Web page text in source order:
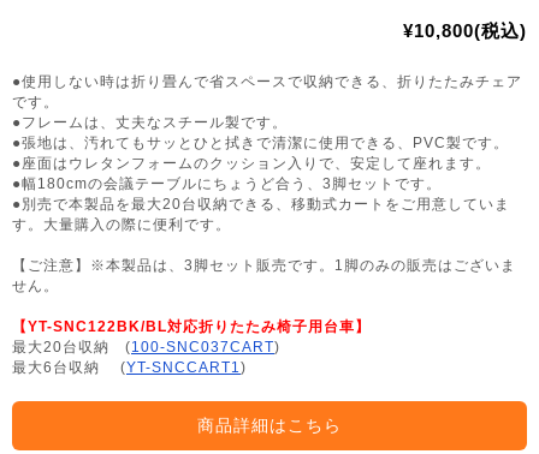
¥10,800(税込)
●使用しない時は折り畳んで省スペースで収納できる、折りたたみチェア
です。
●フレームは、丈夫なスチール製です。
●張地は、汚れてもサッとひと拭きで清潔に使用できる、PVC製です。
●座面はウレタンフォームのクッション入りで、安定して座れます。
●幅180cmの会議テーブルにちょうど合う、3脚セットです。
●別売で本製品を最大20台収納できる、移動式カートをご用意していま
す。大量購入の際に便利です。
【ご注意】※本製品は、3脚セット販売です。1脚のみの販売はございま
せん。
【YT-SNC122BK/BL対応折りたたみ椅子用台車】
最大20台収納 (100-SNC037CART)
最大6台収納 (YT-SNCCART1 )
商品詳細はこちら